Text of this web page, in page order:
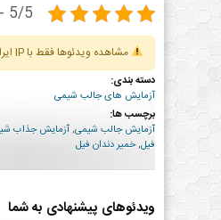
5/5 - (29 امتیاز)
مشاهده ویدئوها فقط با IP ایران امکان‌پذیر است.
دسته بندی:
آزمایش های جالب شیمی
برچسب ها:
آزمایش جالب شیمی,آزمایش جذاب
فیل,خمیر دندان فیل
ویدئوهای پیشنهادی به شما